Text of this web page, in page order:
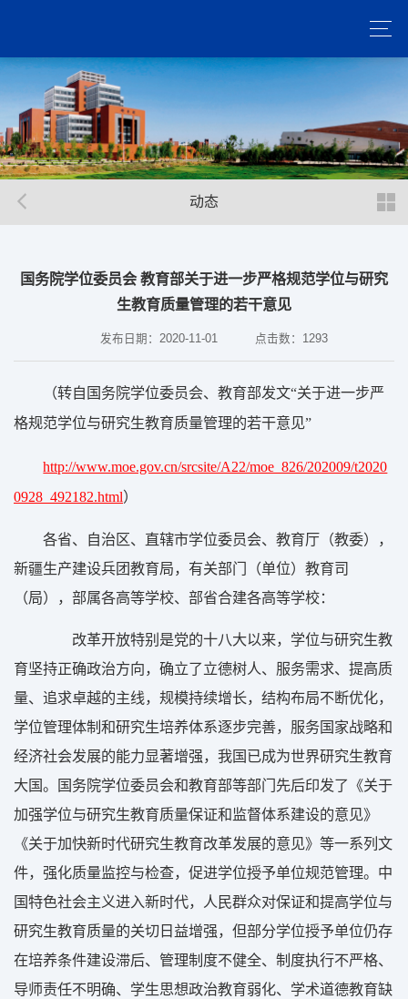
动态
国务院学位委员会 教育部关于进一步严格规范学位与研究
生教育质量管理的若干意见
发布日期：2020-11-01 点击数： 1293
（转自国务院学位委员会、教育部发文“关于进一步严
格规范学位与研究生教育质量管理的若干意见”
http://www.moe.gov.cn/srcsite/A22/moe_826/202009/t2020
0928_492182.html）
各省、自治区、直辖市学位委员会、教育厅（教委），
新疆生产建设兵团教育局，有关部门（单位）教育司
（局），部属各高等学校、部省合建各高等学校：
改革开放特别是党的十八大以来，学位与研究生教
育坚持正确政治方向，确立了立德树人、服务需求、提高质
量、追求卓越的主线，规模持续增长，结构布局不断优化，
学位管理体制和研究生培养体系逐步完善，服务国家战略和
经济社会发展的能力显著增强，我国已成为世界研究生教育
大国。国务院学位委员会和教育部等部门先后印发了《关于
加强学位与研究生教育质量保证和监督体系建设的意见》
《关于加快新时代研究生教育改革发展的意见》等一系列文
件，强化质量监控与检查，促进学位授予单位规范管理。中
国特色社会主义进入新时代，人民群众对保证和提高学位与
研究生教育质量的关切日益增强，但部分学位授予单位仍存
在培养条件建设滞后、管理制度不健全、制度执行不严格、
导师责任不明确、学生思想政治教育弱化、学术道德教育缺